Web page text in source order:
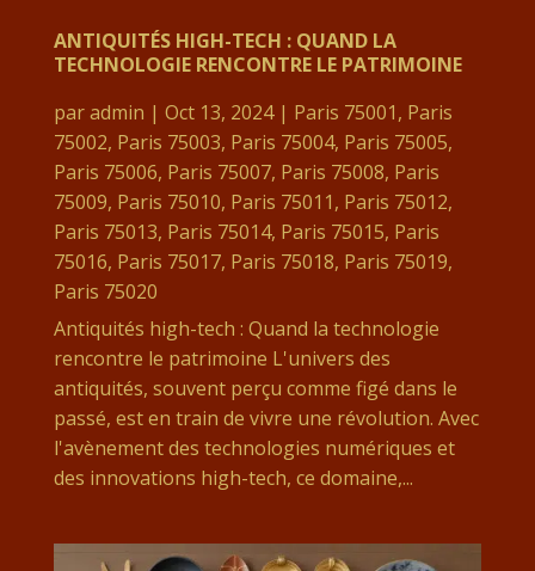
ANTIQUITÉS HIGH-TECH : QUAND LA
TECHNOLOGIE RENCONTRE LE PATRIMOINE
paradmin | Oct 13, 2024| Paris 75001, Paris
75002, Paris 75003, Paris 75004, Paris 75005,
Paris 75006, Paris 75007, Paris 75008, Paris
75009, Paris 75010, Paris 75011, Paris 75012,
Paris 75013, Paris 75014, Paris 75015, Paris
75016, Paris 75017, Paris 75018, Paris 75019,
Paris 75020
Antiquités high-tech : Quand la technologie
rencontre le patrimoine L'univers des
antiquités, souvent perçu comme figé dans le
passé, est en train de vivre une révolution. Avec
l'avènement des technologies numériques et
des innovations high-tech, ce domaine,...